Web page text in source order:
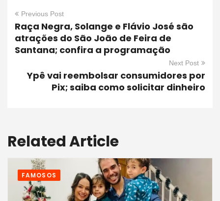
Previous Post
Raça Negra, Solange e Flávio José são
atrações do São João de Feira de
Santana; confira a programação
Next Post
Ypê vai reembolsar consumidores por
Pix; saiba como solicitar dinheiro
Related Article
FAMOSOS